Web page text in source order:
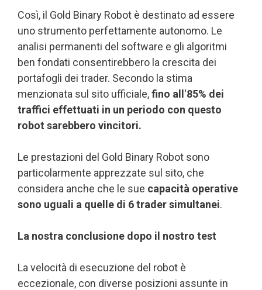
Così, il Gold Binary Robot è destinato ad essere
uno strumento perfettamente autonomo. Le
analisi permanenti del software e gli algoritmi
ben fondati consentirebbero la crescita dei
portafogli dei trader. Secondo la stima
menzionata sul sito ufficiale,fino all‘85% dei
traffici effettuati in un periodo con questo
robot sarebbero vincitori.
Le prestazioni del Gold Binary Robot sono
particolarmente apprezzate sul sito, che
considera anche che le sue capacità operative
sono uguali a quelle di 6 trader simultanei.
La nostra conclusione dopo il nostro test
La velocità di esecuzione del robot è
eccezionale, con diverse posizioni assunte in